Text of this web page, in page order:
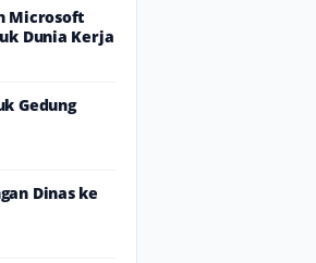
Microsoft
Dunia Kerja
Gedung
Dinas ke